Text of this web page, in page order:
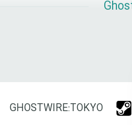
GHOSTWIRE:TOKYO